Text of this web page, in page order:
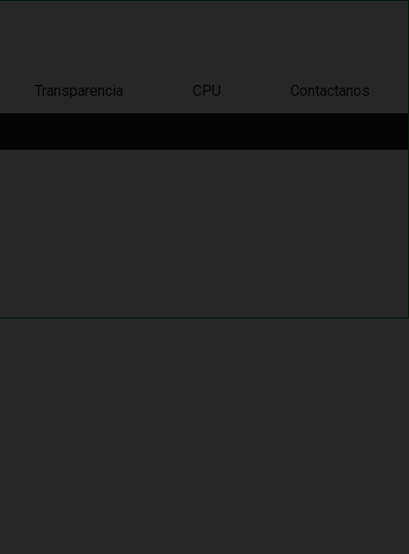
Transparencia CPU Contactanos